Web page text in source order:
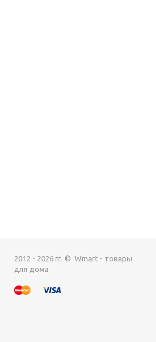
2012 - 2026 гг. © Wmart - товары
для дома